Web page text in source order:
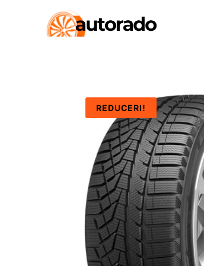
REDUCERI!